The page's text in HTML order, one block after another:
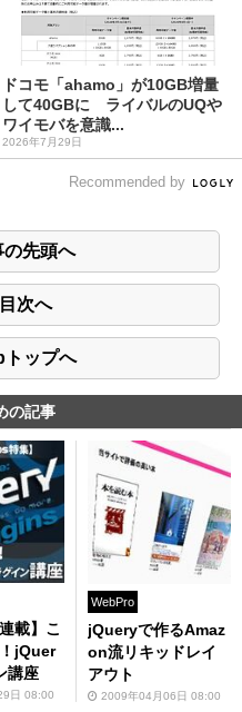
ドコモ「ahamo」が10GB増量
して40GBに ライバルのUQや
ワイモバを意識...
2026年7月29日
Recommended by
の先頭へ
次へ
ップへ
の記事
載】こ
jQuer
講座
日 08:00
WebPro
jQueryで作るAmaz
on流リキッドレイ
アウト
2009年04月06日 08:00